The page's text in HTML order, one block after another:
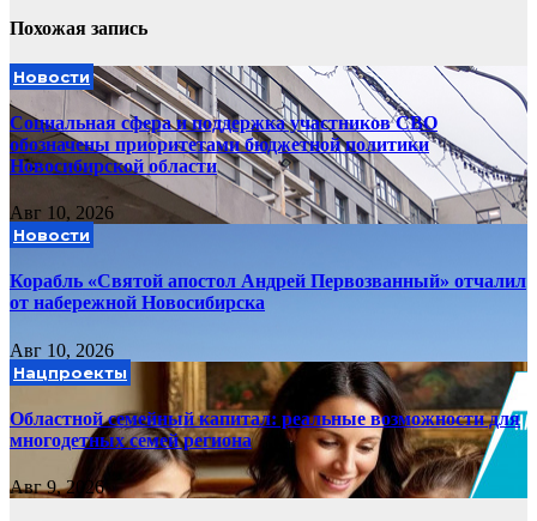
Похожая запись
Новости
Социальная сфера и поддержка участников СВО
обозначены приоритетами бюджетной политики
Новосибирской области
Авг 10, 2026
Новости
Корабль «Святой апостол Андрей Первозванный» отчалил
от набережной Новосибирска
Авг 10, 2026
Нацпроекты
Областной семейный капитал: реальные возможности для
многодетных семей региона
Авг 9, 2026